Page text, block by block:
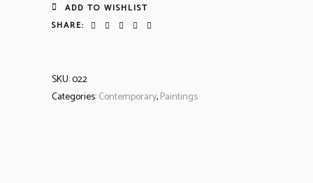
ADD TO WISHLIST
SHARE:
SKU:022
Categories:Contemporary,Paintings